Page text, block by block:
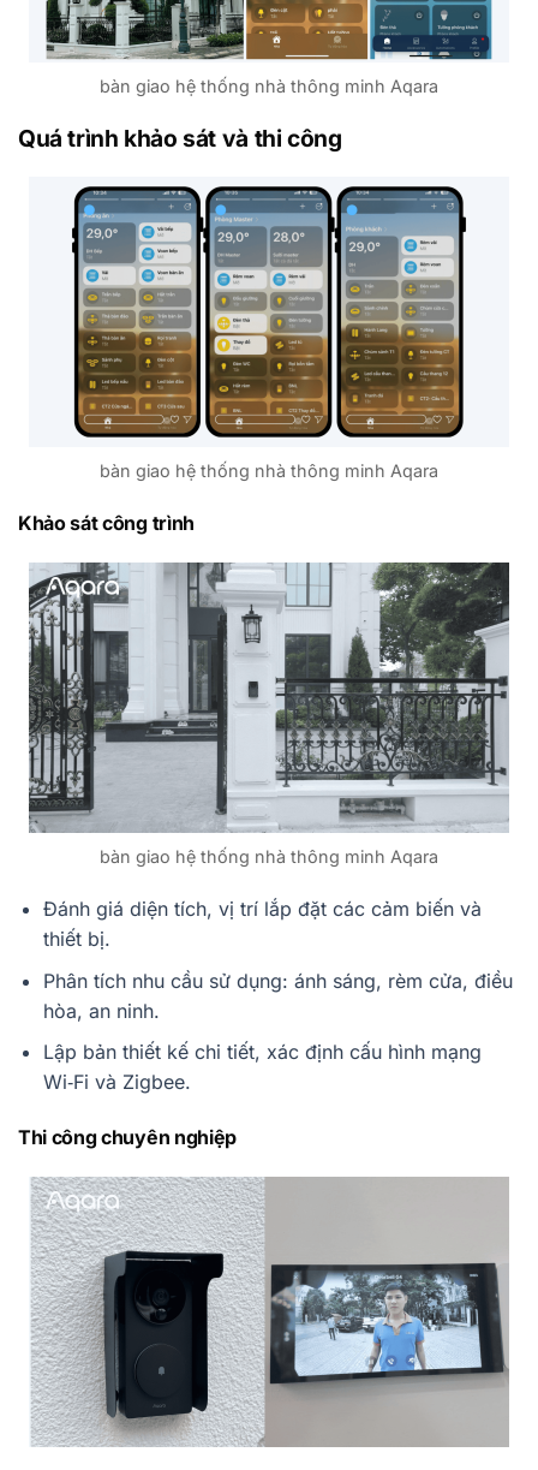
bàn giao hệ thống nhà thông minh Aqara
Quá trình khảo sát và thi công
bàn giao hệ thống nhà thông minh Aqara
Khảo sát công trình
bàn giao hệ thống nhà thông minh Aqara
Đánh giá diện tích, vị trí lắp đặt các cảm biến và
thiết bị.
Phân tích nhu cầu sử dụng: ánh sáng, rèm cửa, điều
hòa, an ninh.
Lập bản thiết kế chi tiết, xác định cấu hình mạng
Wi‑Fi và Zigbee.
Thi công chuyên nghiệp